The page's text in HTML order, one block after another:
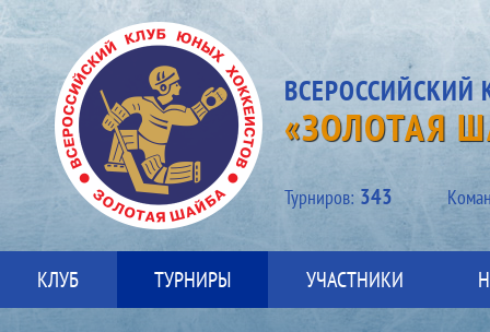
«ЗОЛОТАЯ
Турниров: 343
КЛУБ ТУРНИРЫ УЧАСТНИКИ